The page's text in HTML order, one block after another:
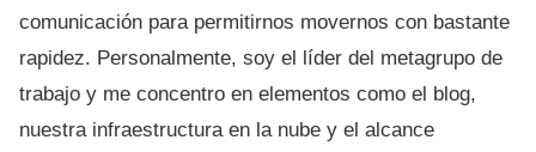
comunicación para permitirnos movernos con bastante
rapidez. Personalmente, soy el líder del metagrupo de
trabajo y me concentro en elementos como el blog,
nuestra infraestructura en la nube y el alcance